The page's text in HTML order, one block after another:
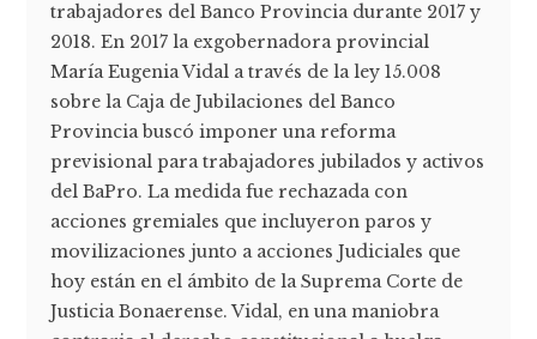
trabajadores del Banco Provincia durante 2017 y
2018. En 2017 la exgobernadora provincial
María Eugenia Vidal a través de la ley 15.008
sobre la Caja de Jubilaciones del Banco
Provincia buscó imponer una reforma
previsional para trabajadores jubilados y activos
del BaPro. La medida fue rechazada con
acciones gremiales que incluyeron paros y
movilizaciones junto a acciones Judiciales que
hoy están en el ámbito de la Suprema Corte de
Justicia Bonaerense. Vidal, en una maniobra